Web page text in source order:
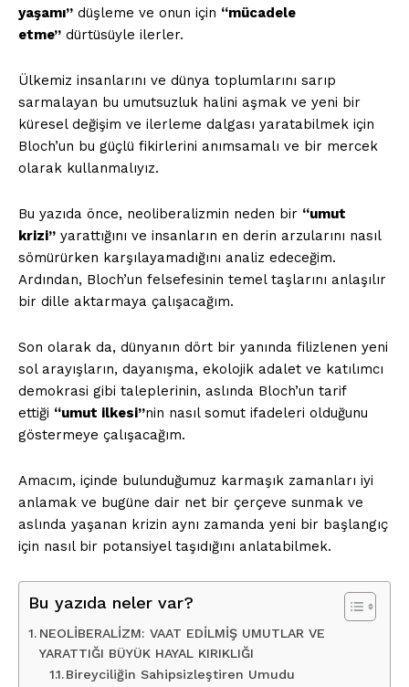
yaşamı” düşleme ve onun için “mücadele
etme” dürtüsüyle ilerler.
Ülkemiz insanlarını ve dünya toplumlarını sarıp
sarmalayan bu umutsuzluk halini aşmak ve yeni bir
küresel değişim ve ilerleme dalgası yaratabilmek için
Bloch’un bu güçlü fikirlerini anımsamalı ve bir mercek
olarak kullanmalıyız.
Bu yazıda önce, neoliberalizmin neden bir “umut
krizi” yarattığını ve insanların en derin arzularını nasıl
sömürürken karşılayamadığını analiz edeceğim.
Ardından, Bloch’un felsefesinin temel taşlarını anlaşılır
bir dille aktarmaya çalışacağım.
Son olarak da, dünyanın dört bir yanında filizlenen yeni
sol arayışların, dayanışma, ekolojik adalet ve katılımcı
demokrasi gibi taleplerinin, aslında Bloch’un tarif
ettiği “umut ilkesi”nin nasıl somut ifadeleri olduğunu
göstermeye çalışacağım.
Amacım, içinde bulunduğumuz karmaşık zamanları iyi
anlamak ve bugüne dair net bir çerçeve sunmak ve
aslında yaşanan krizin aynı zamanda yeni bir başlangıç
için nasıl bir potansiyel taşıdığını anlatabilmek.
Bu yazıda neler var?
NEOLİBERALİZM: VAAT EDİLMİŞ UMUTLAR VE
YARATTIĞI BÜYÜK HAYAL KIRIKLIĞI
Bireyciliğin Sahipsizleştiren Umudu